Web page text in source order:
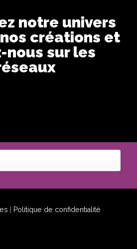
notre univers
créations et
nous sur les
Politique de confidentialité